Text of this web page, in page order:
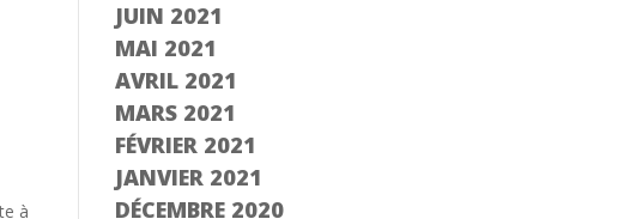
à
JUIN 2021
MAI 2021
AVRIL 2021
MARS 2021
FÉVRIER 2021
JANVIER 2021
DÉCEMBRE 2020